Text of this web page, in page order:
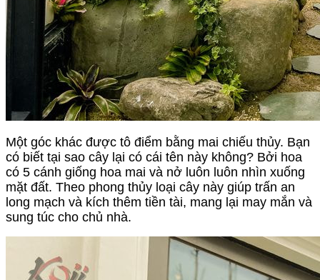
Một góc khác được tô điểm bằng mai chiếu thủy. Bạn
có biết tại sao cây lại có cái tên này không? Bởi hoa
có 5 cánh giống hoa mai và nở luôn luôn nhìn xuống
mặt đất. Theo phong thủy loại cây này giúp trấn an
long mạch và kích thêm tiền tài, mang lại may mắn và
sung túc cho chủ nhà.